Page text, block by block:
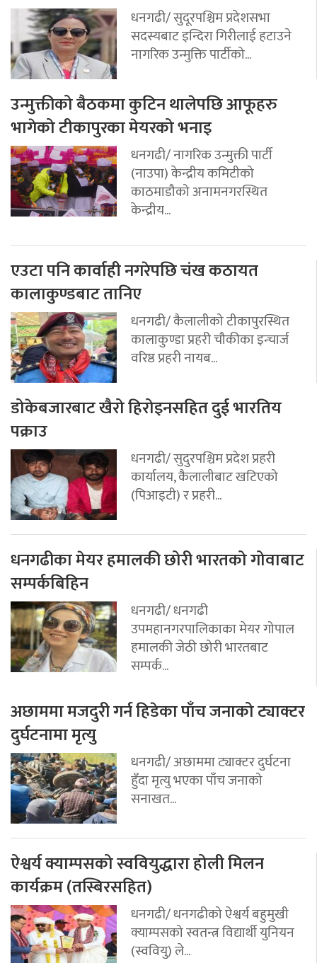
धनगढी/ सुदूरपश्चिम प्रदेशसभा
सदस्यबाट इन्दिरा गिरीलाई हटाउने
नागरिक उन्मुक्ति पार्टीको...
उन्मुक्तीको बैठकमा कुटिन थालेपछि आफूहरु
भागेको टीकापुरका मेयरको भनाइ
धनगढी/ नागरिक उन्मुक्ती पार्टी
(नाउपा) केन्द्रीय कमिटीको
काठमाडौको अनामनगरस्थित
केन्द्रीय...
एउटा पनि कार्वाही नगरेपछि चंख कठायत
कालाकुण्डबाट तानिए
धनगढी/ कैलालीको टीकापुरस्थित
कालाकुण्डा प्रहरी चौकीका इन्चार्ज
वरिष्ठ प्रहरी नायब...
डोकेबजारबाट खैरो हिरोइनसहित दुई भारतिय
पक्राउ
धनगढी/ सुदुरपश्चिम प्रदेश प्रहरी
कार्यालय, कैलालीबाट खटिएको
(पिआइटी) र प्रहरी...
धनगढीका मेयर हमालकी छोरी भारतको गोवाबाट
सम्पर्कबिहिन
धनगढी/ धनगढी
उपमहानगरपालिकाका मेयर गोपाल
हमालकी जेठी छोरी भारतबाट
सम्पर्क...
अछाममा मजदुरी गर्न हिडेका पाँच जनाको ट्याक्टर
दुर्घटनामा मृत्यु
धनगढी/ अछाममा ट्याक्टर दुर्घटना
हुँदा मृत्यु भएका पाँच जनाको
सनाखत...
ऐश्वर्य क्याम्पसको स्ववियुद्धारा होली मिलन
कार्यक्रम (तस्बिरसहित)
धनगढी/ धनगढीको ऐश्वर्य बहुमुखी
क्याम्पसको स्वतन्त्र विद्यार्थी युनियन
(स्ववियु) ले...